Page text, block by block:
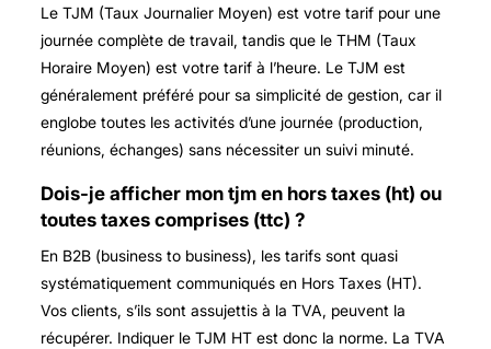
Le TJM (Taux Journalier Moyen) est votre tarif pour une
journée complète de travail, tandis que le THM (Taux
Horaire Moyen) est votre tarif à l’heure. Le TJM est
généralement préféré pour sa simplicité de gestion, car il
englobe toutes les activités d’une journée (production,
réunions, échanges) sans nécessiter un suivi minuté.
Dois-je afficher mon tjm en hors taxes (ht) ou
toutes taxes comprises (ttc) ?
En B2B (business to business), les tarifs sont quasi
systématiquement communiqués en Hors Taxes (HT).
Vos clients, s’ils sont assujettis à la TVA, peuvent la
récupérer. Indiquer le TJM HT est donc la norme. La TVA